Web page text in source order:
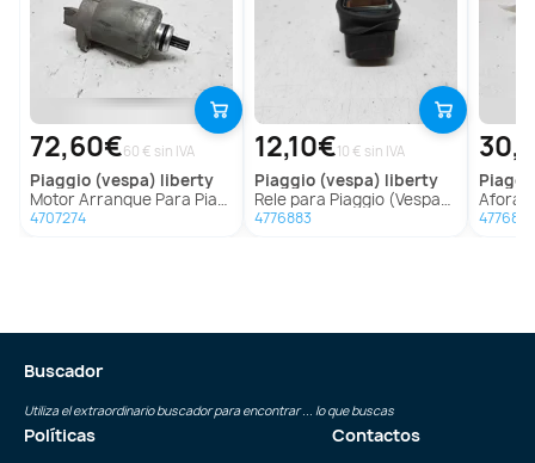
72,60€60 € sin IVA
piaggio (vespa) liberty
Motor Arranque Para Piaggio (Vespa) Liberty
4707274
12,10€10 € sin IVA
piaggio (vespa) liberty
Rele para Piaggio (Vespa) Liberty
4776883
Aforador
4776887
Buscador
Utiliza el extraordinario buscador para encontrar ... lo que buscas
Políticas Contactos